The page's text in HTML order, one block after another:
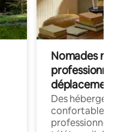
Nomades
déplacement
Des
confortables
professionnels